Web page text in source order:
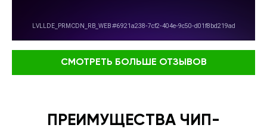
СМОТРЕТЬ БОЛЬШЕ ОТЗЫВОВ
ПРЕИМУЩЕСТВА ЧИП-